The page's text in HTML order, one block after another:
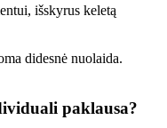
išskyrus keletą
didesnė nuolaida.
paklausa?